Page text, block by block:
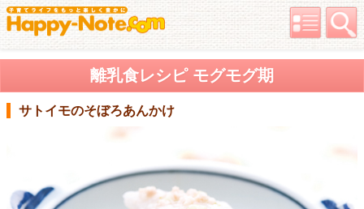
離乳食レシピ モグモグ期
サトイモのそぼろあんかけ